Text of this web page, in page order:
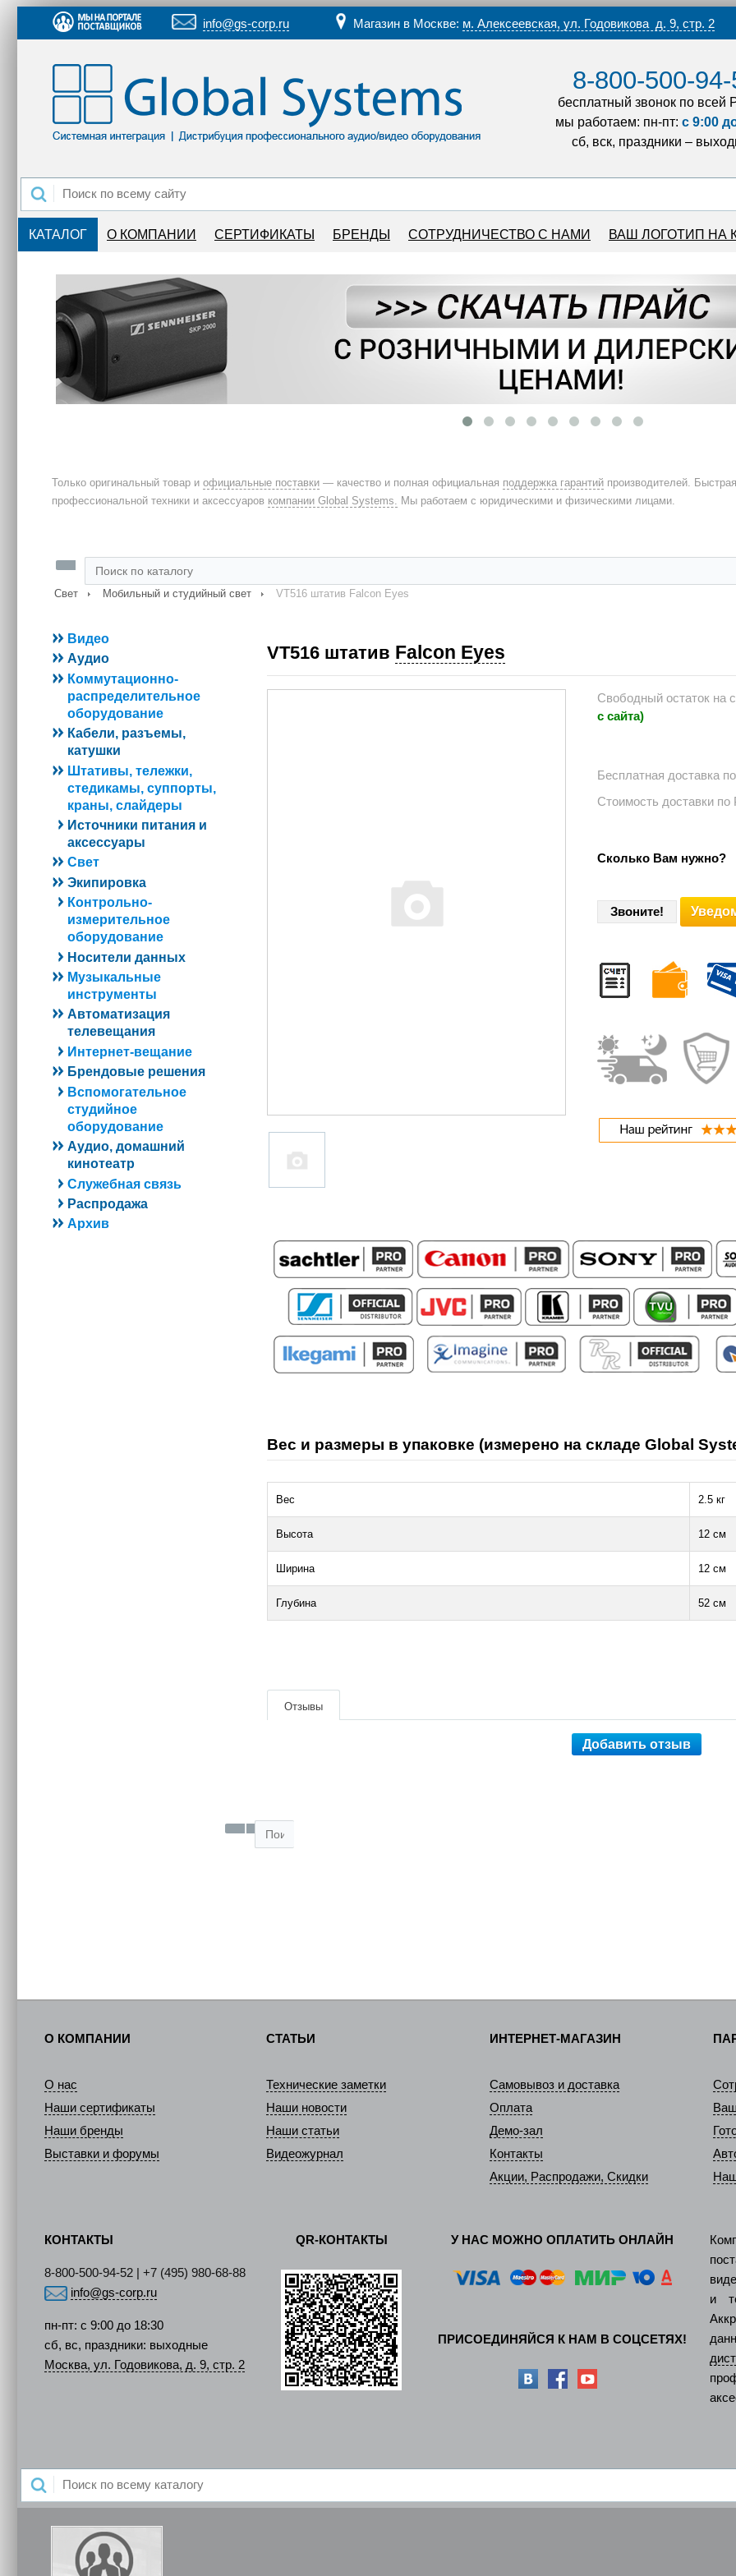
info@gs-corp.ru Магазин в Москве: м. Алексеевская, ул. Годовикова д. 9, стр. 2
8-800-500-
бесплатный звонок по всей
мы работаем: пн-пт: с 9:00
сб, вск, праздники –
КАТАЛОГ О КОМПАНИИ СЕРТИФИКАТЫ БРЕНДЫ СОТРУДНИЧЕСТВО С НАМИ ВАШ ЛОГОТИП НА
Только оригинальный товар и официальные поставки — качество и полная официальная поддержка гарантий производителей.
профессиональной техники и аксессуаров компании Global Systems. Мы работаем с юридическими и физическими лицами.
Свет Мобильный и студийный свет VT516 штатив Falcon Eyes
Видео
Аудио
Коммутационно-
распределительное
оборудование
Кабели, разъемы,
катушки
Штативы, тележки,
стедикамы, суппорты,
краны, слайдеры
Источники питания и
аксессуары
Свет
Экипировка
Контрольно-
измерительное
оборудование
Носители данных
Музыкальные
инструменты
Автоматизация
телевещания
Интернет-вещание
Брендовые решения
Вспомогательное
студийное
оборудование
Аудио, домашний
кинотеатр
Служебная связь
Распродажа
Архив
VT516 штатив Falcon Eyes
Свободный остаток на
с сайта)
Бесплатная доставка
Стоимость доставки
Сколько Вам нужно?
Звоните!
Вес и размеры в упаковке (измерено на складе Global
Вес 2.5 кг
Высота 12 см
Ширина 12 см
Глубина 52 см
Отзывы
Добавить отзыв
О КОМПАНИИ
О нас
Наши сертификаты
Наши бренды
Выставки и форумы
СТАТЬИ
Технические заметки
Наши новости
Наши статьи
Видеожурнал
ИНТЕРНЕТ-МАГАЗИН
Самовывоз и доставка
Оплата
Демо-зал
Контакты
Акции, Распродажи, Скидки
КОНТАКТЫ
8-800-500-94-52 | +7 (495) 980-68-88
info@gs-corp.ru
пн-пт: с 9:00 до 18:30
сб, вс, праздники: выходные
Москва, ул. Годовикова, д. 9, стр. 2
QR-КОНТАКТЫ У НАС МОЖНО ОПЛАТИТЬ ОНЛАЙН
ПРИСОЕДИНЯЙСЯ К НАМ В СОЦСЕТЯХ!
и